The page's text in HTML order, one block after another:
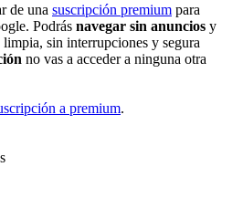
de una suscripción premium para
Podrás navegar sin anuncios y
sin interrupciones y segura
no vas a acceder a ninguna otra
a premium.